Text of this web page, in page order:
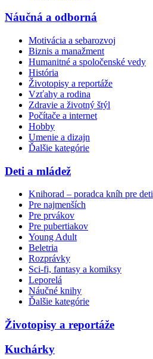
Náučná a odborná
Motivácia a sebarozvoj
Biznis a manažment
Humanitné a spoločenské vedy
História
Životopisy a reportáže
Vzťahy a rodina
Zdravie a životný štýl
Počítače a internet
Hobby
Umenie a dizajn
Ďalšie kategórie
Deti a mládež
Knihorad – poradca kníh pre deti
Pre najmenších
Pre prvákov
Pre pubertiakov
Young Adult
Beletria
Rozprávky
Sci-fi, fantasy a komiksy
Leporelá
Náučné knihy
Ďalšie kategórie
Životopisy a reportáže
Kuchárky